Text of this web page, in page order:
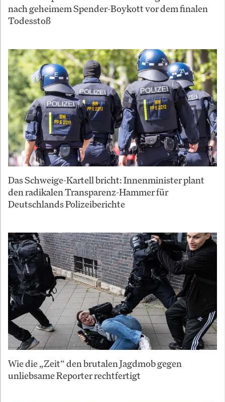
nach geheimem Spender-Boykott vor dem finalen
Todesstoß
Das Schweige-Kartell bricht: Innenminister plant
den radikalen Transparenz-Hammer für
Deutschlands Polizeiberichte
Wie die „Zeit“ den brutalen Jagdmob gegen
unliebsame Reporter rechtfertigt